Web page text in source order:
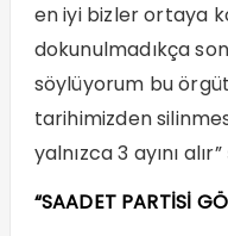
en iyi bizler ortaya
dokunulmadıkça
söylüyorum bu
tarihimizden
yalnızca 3 ayını
“SAADET PARTİSİ